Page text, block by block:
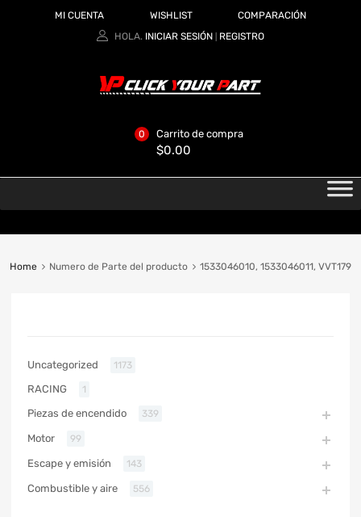
MI CUENTA WISHLIST
COMPARACIÓN
HOLA. INICIAR SESIÓN REGISTRO
Carrito de compra
$0.00
0
Home Numero de Parte del producto 1533046010, 1533046011, VVT179
Uncategorized 1173
RACING 1
Piezas de encendido 339
Motor 99
Escape y emisión 143
Combustible y aire 556